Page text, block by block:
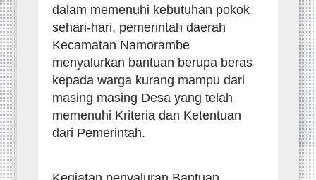
dalam memenuhi kebutuhan pokok
sehari-hari, pemerintah daerah
Kecamatan Namorambe
menyalurkan bantuan berupa beras
kepada warga kurang mampu dari
masing masing Desa yang telah
memenuhi Kriteria dan Ketentuan
dari Pemerintah.